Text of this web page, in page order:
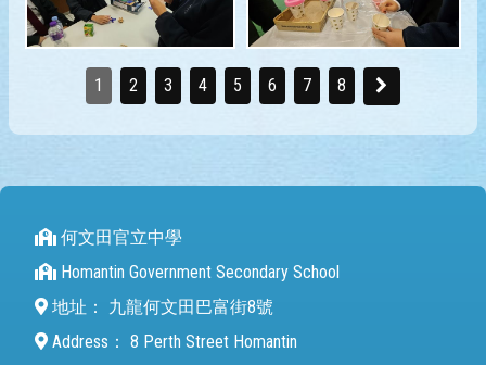
1 2 3 4 5 6 7 8
何文田官立中學
Homantin Government Secondary School
地址：
九龍何文田巴富街8號
Address： 8 Perth Street Homantin